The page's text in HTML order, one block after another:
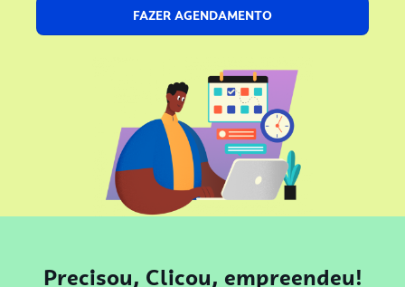
FAZER AGENDAMENTO
Precisou, Clicou, empreendeu!